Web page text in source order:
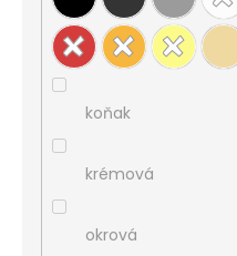
koňak
krémová
okrová